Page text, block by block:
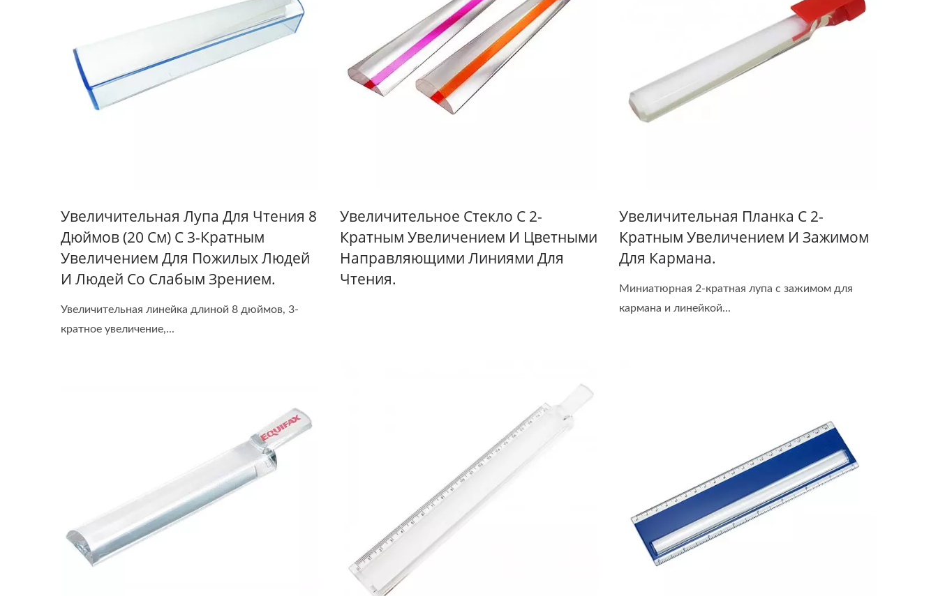
Увеличительная Лупа Для Чтения 8
Дюймов (20 См) С 3-Кратным
Увеличением Для Пожилых Людей
И Людей Со Слабым Зрением.
Увеличительная линейка длиной 8 дюймов, 3-
кратное увеличение,...
Увеличительное Стекло С 2-
Кратным Увеличением И Цветными
Направляющими Линиями Для
Чтения.
Увеличительная Планка С 2-
Кратным Увеличением И Зажимом
Для Кармана.
Миниатюрная 2-кратная лупа с зажимом для
кармана и линейкой...